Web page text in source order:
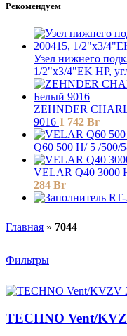
Рекомендуем
Узел нижнего
1/2"х3/4"EK НР,
ZEHNDER
9016 1 742 Br
Q60 500 H/ 5 /500/
VELAR Q40 3000
284 Br
Главная » 7044
Фильтры
TECHNO Vent/